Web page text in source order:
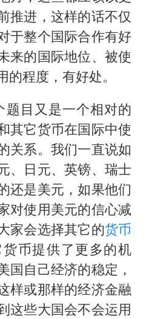
推进，这样的话不仅
于整个国际合作有好
来的国际地位、被使
程度，有好处。
题目又是一个相对的
其它货币在国际中使
关系。我们一直说如
、日元、英镑、瑞士
还是美元，如果他们
对使用美元的信心减
家会选择其它的货币
币提供了更多的机
国自己经济的稳定，
样或那样的经济金融
这些大国会不会运用